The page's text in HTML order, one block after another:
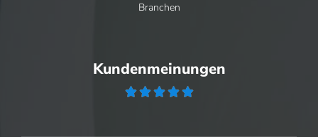
Branchen
Kundenmeinungen
    